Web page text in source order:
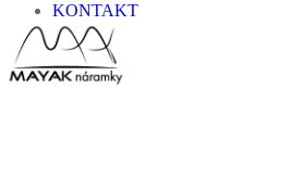
KONTAKT